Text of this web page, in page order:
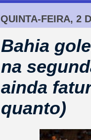
QUINTA-FEIRA, 2
Bahia
na
ainda
quanto)